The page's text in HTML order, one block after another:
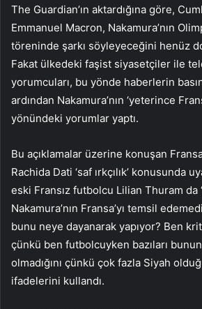
The Guardian’ın aktardığına göre,
Emmanuel Macron, Nakamura’nın
töreninde şarkı söyleyeceğini henüz
Fakat ülkedeki faşist siyasetçiler ile
yorumcuları, bu yönde haberlerin
ardından Nakamura’nın ‘yeterince
yönündeki yorumlar yaptı.
Bu açıklamalar üzerine konuşan
Rachida Dati ‘saf ırkçılık’ konusunda
eski Fransız futbolcu Lilian Thuram da
Nakamura’nın Fransa’yı temsil
bunu neye dayanarak yapıyor? Ben
çünkü ben futbolcuyken bazıları bunun
olmadığını çünkü çok fazla Siyah
ifadelerini kullandı.